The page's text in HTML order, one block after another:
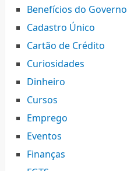
Benefícios do Governo
Cadastro Único
Cartão de Crédito
Curiosidades
Dinheiro
Cursos
Emprego
Eventos
Finanças